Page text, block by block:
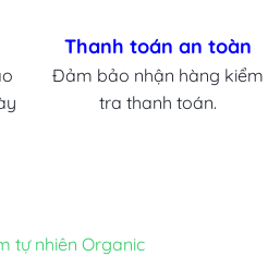
Thanh toán an toàn
Đảm bảo nhận hàng kiểm
tra thanh toán.
tự nhiên Organic